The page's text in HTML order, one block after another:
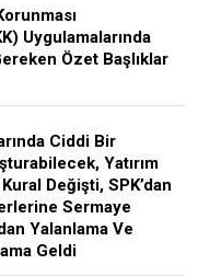
Uygulamalarında
Özet Başlıklar
Ciddi Bir
Yatırım
Değişti, SPK’dan
Sermaye
Yalanlama Ve
Geldi